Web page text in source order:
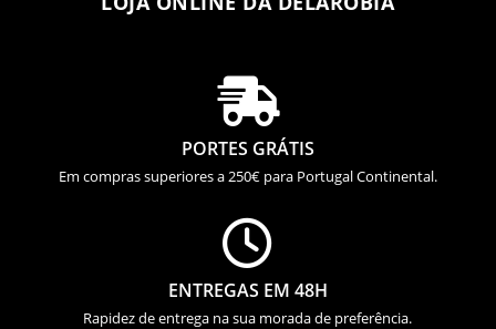

PORTES GRÁTIS
Em compras superiores a 250€ para Portugal Continental.

ENTREGAS EM 48H
Rapidez de entrega na sua morada de preferência.